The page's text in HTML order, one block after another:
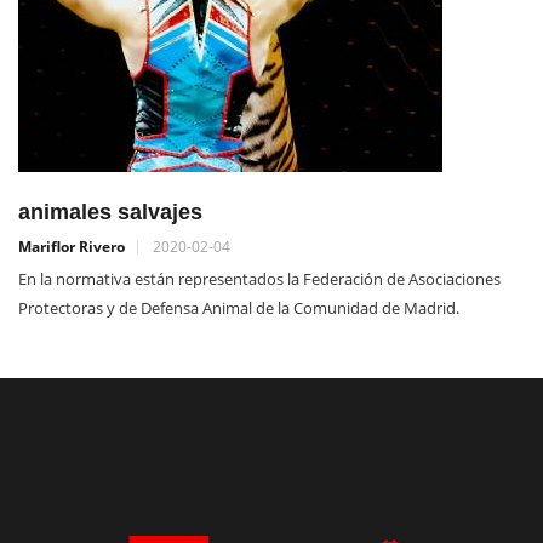
animales salvajes
Mariflor Rivero 2020-02-04
En la normativa están representados la Federación de Asociaciones
Protectoras y de Defensa Animal de la Comunidad de Madrid.